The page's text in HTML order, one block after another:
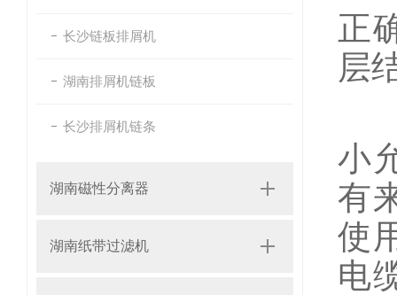
长沙链板排屑机
湖南排屑机链板
长沙排屑机链条
湖南磁性分离器
湖南纸带过滤机
正
层
小
有
使
电